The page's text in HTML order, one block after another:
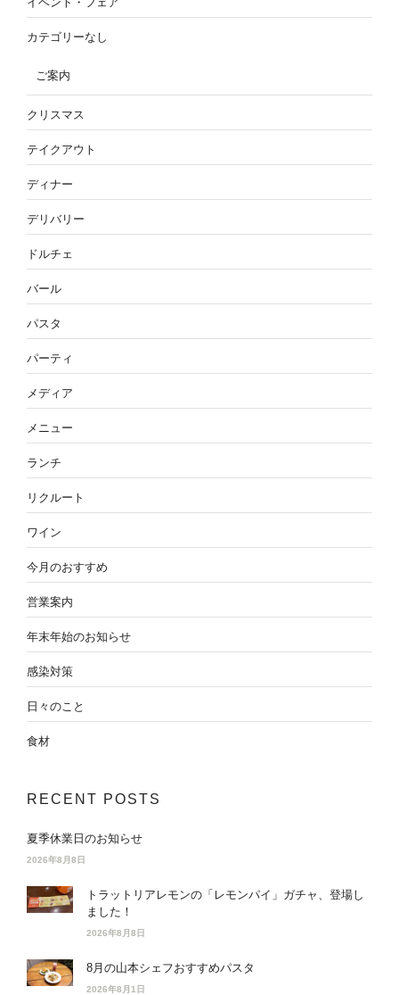
カテゴリーなし
ご案内
クリスマス
テイクアウト
ディナー
デリバリー
ドルチェ
バール
パスタ
パーティ
メディア
メニュー
ランチ
リクルート
ワイン
今月のおすすめ
営業案内
年末年始のお知らせ
感染対策
日々のこと
食材
RECENT POSTS
夏季休業日のお知らせ
2026年8月8日
トラットリアレモンの「レモンパイ」ガチャ、登場し
ました！
2026年8月8日
8月の山本シェフおすすめパスタ
2026年8月1日